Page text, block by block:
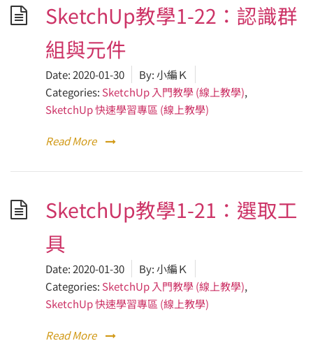
SketchUp教學1-22：認識群
組與元件
Date:2020-01-30 By:小編Ｋ
Categories: SketchUp 入門教學 (線上教學),
SketchUp 快速學習專區 (線上教學)
Read More
SketchUp教學1-21：選取工
具
Date:2020-01-30 By:小編Ｋ
Categories: SketchUp 入門教學 (線上教學),
SketchUp 快速學習專區 (線上教學)
Read More